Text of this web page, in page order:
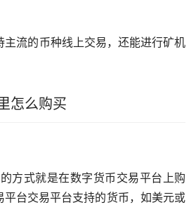
流的币种线上交易，还能进行矿机
怎么购买
方式就是在数字货币交易平台上购
平台交易平台支持的货币，如美元或